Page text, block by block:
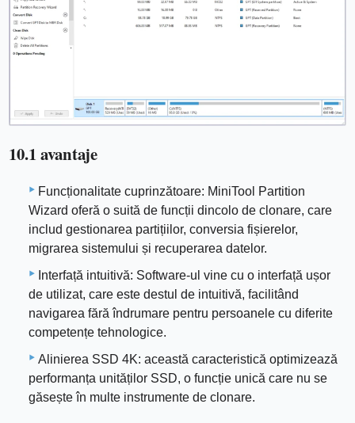
10.1 avantaje
Funcționalitate cuprinzătoare: MiniTool Partition
Wizard oferă o suită de funcții dincolo de clonare, care
includ gestionarea partițiilor, conversia fișierelor,
migrarea sistemului și recuperarea datelor.
Interfață intuitivă: Software-ul vine cu o interfață ușor
de utilizat, care este destul de intuitivă, facilitând
navigarea fără îndrumare pentru persoanele cu diferite
competențe tehnologice.
Alinierea SSD 4K: această caracteristică optimizează
performanța unităților SSD, o funcție unică care nu se
găsește în multe instrumente de clonare.